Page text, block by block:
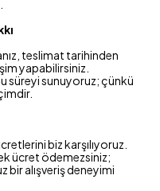
teslimat tarihinden
yapabilirsiniz.
süreyi sunuyoruz; çünkü
biz karşılıyoruz.
ücret ödemezsiniz;
bir alışveriş deneyimi